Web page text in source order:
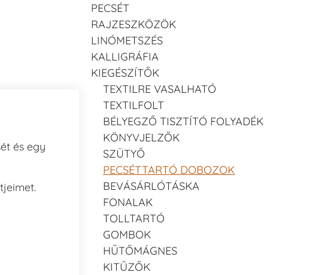
és egy
PECSÉT
RAJZESZKÖZÖK
LINÓMETSZÉS
KALLIGRÁFIA
KIEGÉSZÍTŐK
TEXTILRE VASALHATÓ
TEXTILFOLT
BÉLYEGZŐ TISZTÍTÓ FOLYADÉK
KÖNYVJELZŐK
SZÜTYŐ
PECSÉTTARTÓ DOBOZOK
BEVÁSÁRLÓTÁSKA
FONALAK
TOLLTARTÓ
GOMBOK
HŰTŐMÁGNES
KITŰZŐK